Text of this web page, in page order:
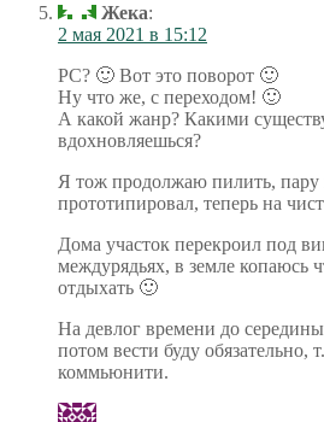
Жека:
2 мая 2021 в 15:12
PC? 🙂 Вот это поворот 🙂
Ну что же, с переходом! 🙂
А какой жанр? Какими
вдохновляешься?
Я тож продолжаю пилить, пару
прототипировал, теперь на
Дома участок перекроил под
междурядьях, в земле копаюсь
отдыхать 🙂
На девлог времени до
потом вести буду обязательно,
коммьюнити.